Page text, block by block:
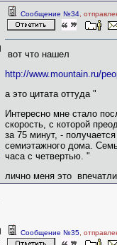
Сообщение №34 ,
вот что нашел
http://www.mountain.ru/
а это цитата оттуда "
Интересно мне стало
скорость, с которой
за 75 минут, -
семиэтажного дома.
часа с четвертью. "
лично меня это
Сообщение №35 ,